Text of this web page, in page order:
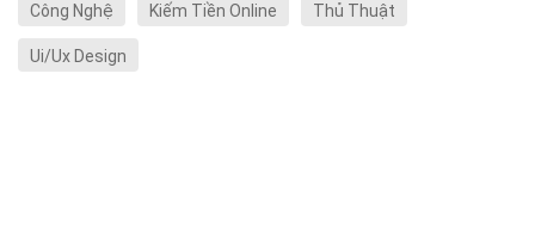
Công Nghệ Kiếm Tiền Online Thủ Thuật
Ui/Ux Design